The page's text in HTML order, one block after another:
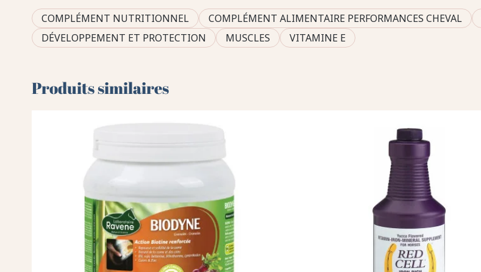
COMPLÉMENT NUTRITIONNEL COMPLÉMENT ALIMENTAIRE PERFORMANCES CHEVAL
DÉVELOPPEMENT ET PROTECTION
MUSCLES VITAMINE E
Produits similaires